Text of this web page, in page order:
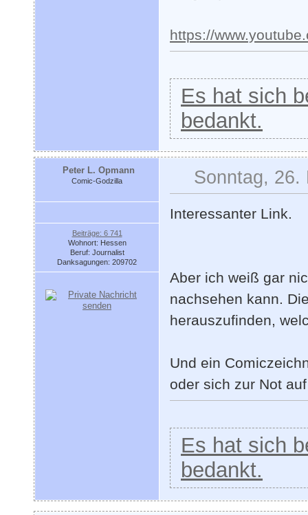
https://
Es hat sich
bedankt.
Peter L. Opmann
Comic-Godzilla
Beiträge: 6 741
Wohnort: Hessen
Beruf: Journalist
Danksagungen: 209702
Sonntag, 26.
Interessanter Link.
Aber ich weiß gar
nachsehen kann.
herauszufinden,
Und ein
oder sich zur Not
Es hat sich
bedankt.